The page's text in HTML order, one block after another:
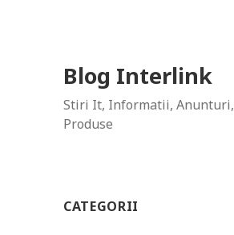
Blog Interlink
Stiri It, Informatii, Anunturi,
Produse
CATEGORII